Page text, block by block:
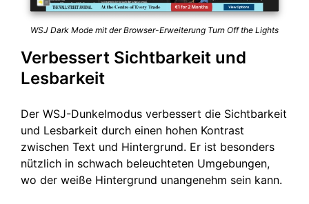
WSJ Dark Mode mit der Browser-Erweiterung Turn Off the Lights
Verbessert Sichtbarkeit und
Lesbarkeit
Der WSJ-Dunkelmodus verbessert die Sichtbarkeit
und Lesbarkeit durch einen hohen Kontrast
zwischen Text und Hintergrund. Er ist besonders
nützlich in schwach beleuchteten Umgebungen,
wo der weiße Hintergrund unangenehm sein kann.